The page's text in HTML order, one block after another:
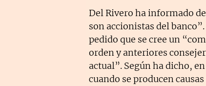
Del Rivero ha informado
son accionistas del
pedido que se cree un
orden y anteriores
actual”. Según ha dicho,
cuando se producen